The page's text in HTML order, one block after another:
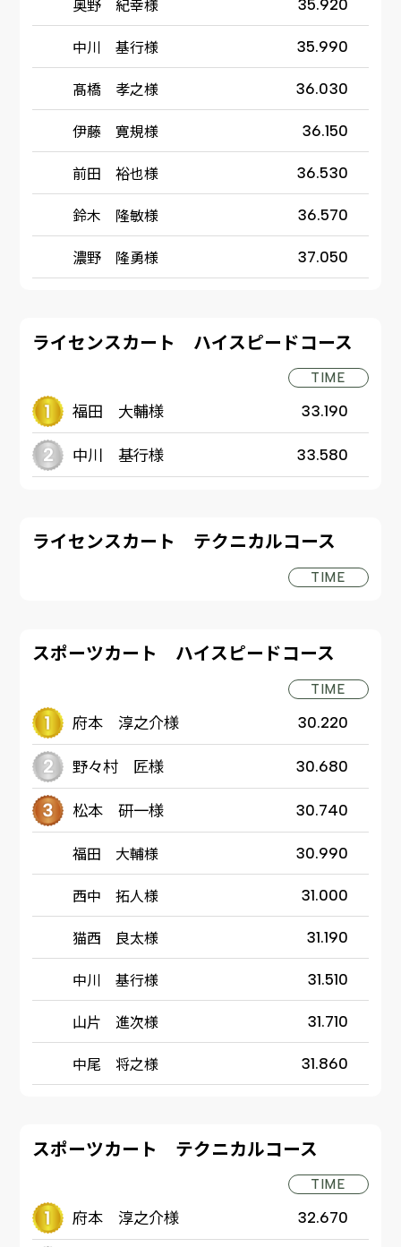
35.920
中川 基行様 35.990
髙橋 孝之様 36.030
伊藤 寛規様 36.150
前田 裕也様 36.530
鈴木 隆敏様 36.570
濃野 隆勇様 37.050
ライセンスカート ハイスピードコース
TIME
福田 大輔様 33.190
中川 基行様 33.580
ライセンスカート テクニカルコース
TIME
スポーツカート ハイスピードコース
TIME
府本 淳之介様 30.220
野々村 匠様 30.680
松本 研一様 30.740
福田 大輔様 30.990
西中 拓人様 31.000
猫西 良太様 31.190
中川 基行様 31.510
山片 進次様 31.710
中尾 将之様 31.860
スポーツカート テクニカルコース
TIME
府本 淳之介様 32.670